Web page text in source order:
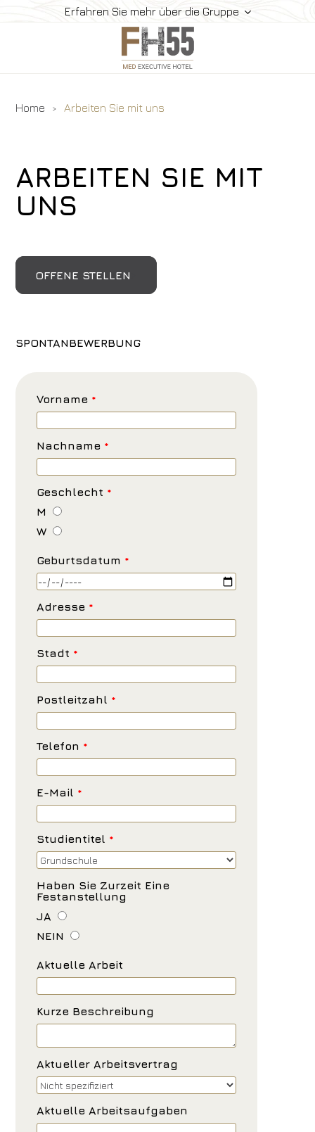
Erfahren Sie mehr über die Gruppe
Restaurant
Buchen Sie
Kontakte
Home Arbeiten Sie mit uns
ARBEITEN SIE MIT
UNS
OFFENE STELLEN
SPONTANBEWERBUNG
Vorname *
Nachname *
Geschlecht *
M
W
Geburtsdatum *
Adresse *
Stadt *
Postleitzahl *
Telefon *
E-Mail *
Studientitel *
Haben Sie Zurzeit Eine
Festanstellung
JA
NEIN
Aktuelle Arbeit
Kurze Beschreibung
Aktueller Arbeitsvertrag
Aktuelle Arbeitsaufgaben